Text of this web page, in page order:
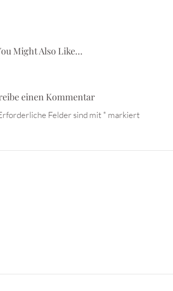
Might Also Like...
einen Kommentar
Felder sind mit* markiert